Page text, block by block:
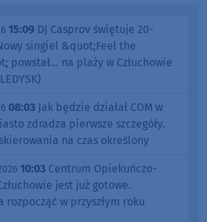
15:09 DJ Casprov świętuje 20-
singiel &quot;Feel the
powstał... na plaży w Człuchowie
08:03 Jak będzie działał COM w
zdradza pierwsze szczegóły.
na czas określony
10:03 Centrum Opiekuńczo-
jest już gotowe.
rozpocząć w przyszłym roku